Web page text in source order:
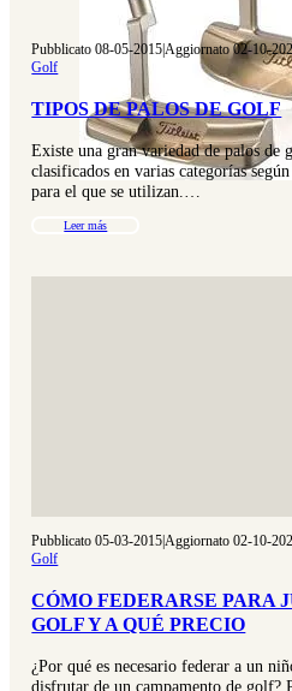
Pubblicato 08-05-2015|Aggiornato 02-10-
Golf
TIPOS DE PALOS DE GOLF
Existe una gran variedad de palos de
clasificados en varias categorías
para el que se utilizan.…
Leer más
Pubblicato 05-03-2015|Aggiornato 02-10-
Golf
CÓMO FEDERARSE PARA
GOLF Y A QUÉ PRECIO
¿Por qué es necesario federar a un
disfrutar de un campamento de golf?